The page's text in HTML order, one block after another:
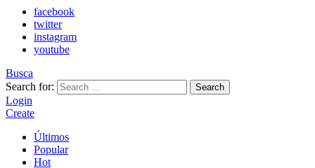
facebook
twitter
instagram
youtube
Busca
Search for:
Search
Login
Create
Últimos
Popular
Hot